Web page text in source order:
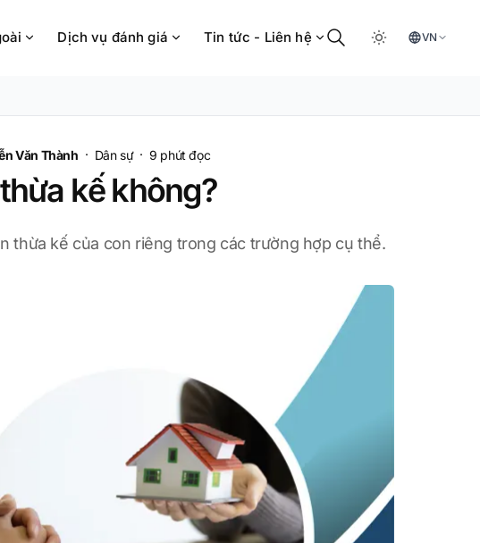
Dịch vụ đánh giá Tin tức - Liên hệ VN
Văn Thành · Dân sự ·9 phút đọc
kế không?
thừa kế của con riêng trong các trường hợp cụ thể.